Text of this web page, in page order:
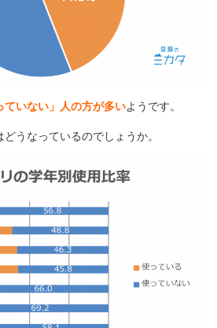
ていない」人の方が多いようです。
うなっているのでしょうか。